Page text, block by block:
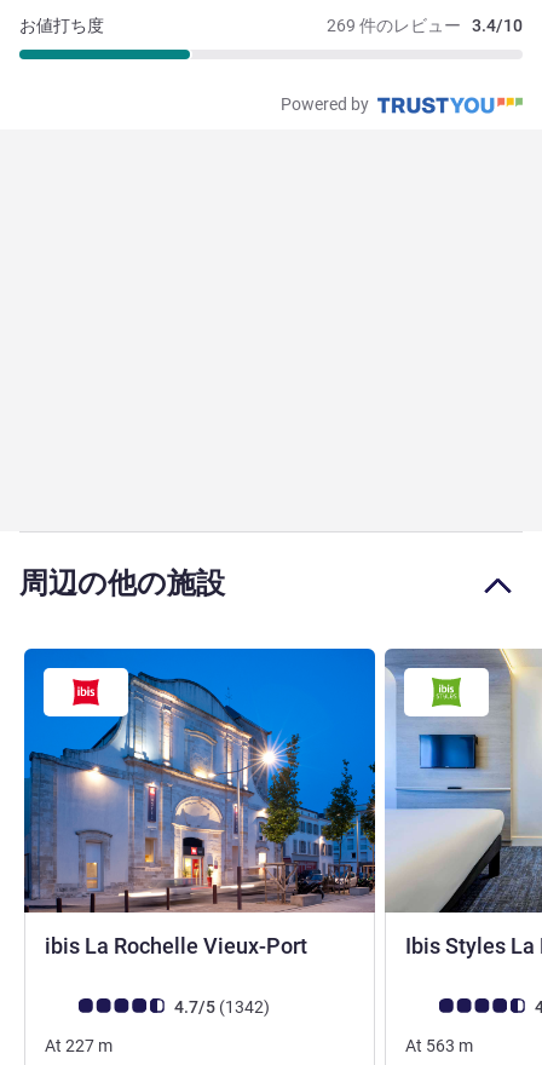
269 件のレビュー 3.4/10
お値打ち度
Powered by
周辺の他の施設
ibis La Rochelle Vieux-Port3 つ星
お客さまの声 (確認済みレビュー アコーホテルズ)
4.7/5 (1342件のレビュー
)
At 227 m
Ibis Styles La
お客さまの声 (
At 563 m